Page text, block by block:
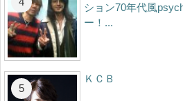
ション70年代風
ー！...
ＫＣＢ